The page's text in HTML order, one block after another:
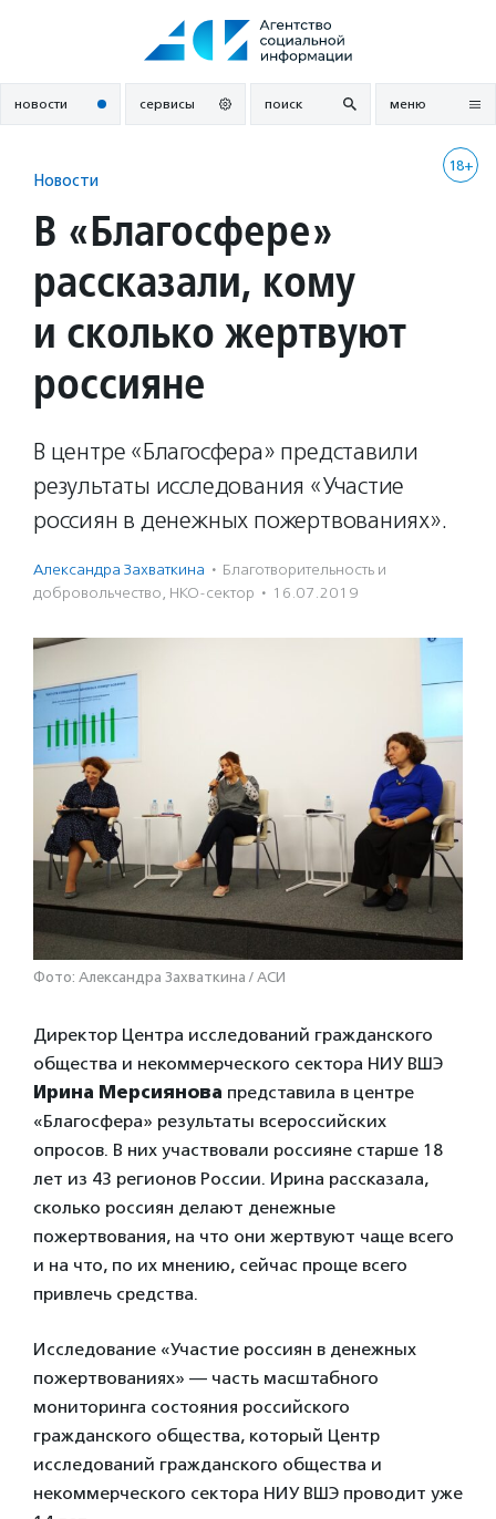
новости сервисы поиск меню
18+
Новости
В «Благосфере»
рассказали, кому
и сколько жертвуют
россияне
В центре «Благосфера» представили
результаты исследования «Участие
россиян в денежных пожертвованиях».
Александра Захваткина · Благотвори­тель­ность и
доброволь­чест­во, НКО-сектор · 16.07.2019
Фото: Александра Захваткина / АСИ
Директор Центра исследований гражданского
общества и некоммерческого сектора НИУ ВШЭ
Ирина Мерсиянова представила в центре
«Благосфера» результаты всероссийских
опросов. В них участвовали россияне старше 18
лет из 43 регионов России. Ирина рассказала,
сколько россиян делают денежные
пожертвования, на что они жертвуют чаще всего
и на что, по их мнению, сейчас проще всего
привлечь средства.
Исследование «Участие россиян в денежных
пожертвованиях» — часть масштабного
мониторинга состояния российского
гражданского общества, который Центр
исследований гражданского общества и
некоммерческого сектора НИУ ВШЭ проводит уже